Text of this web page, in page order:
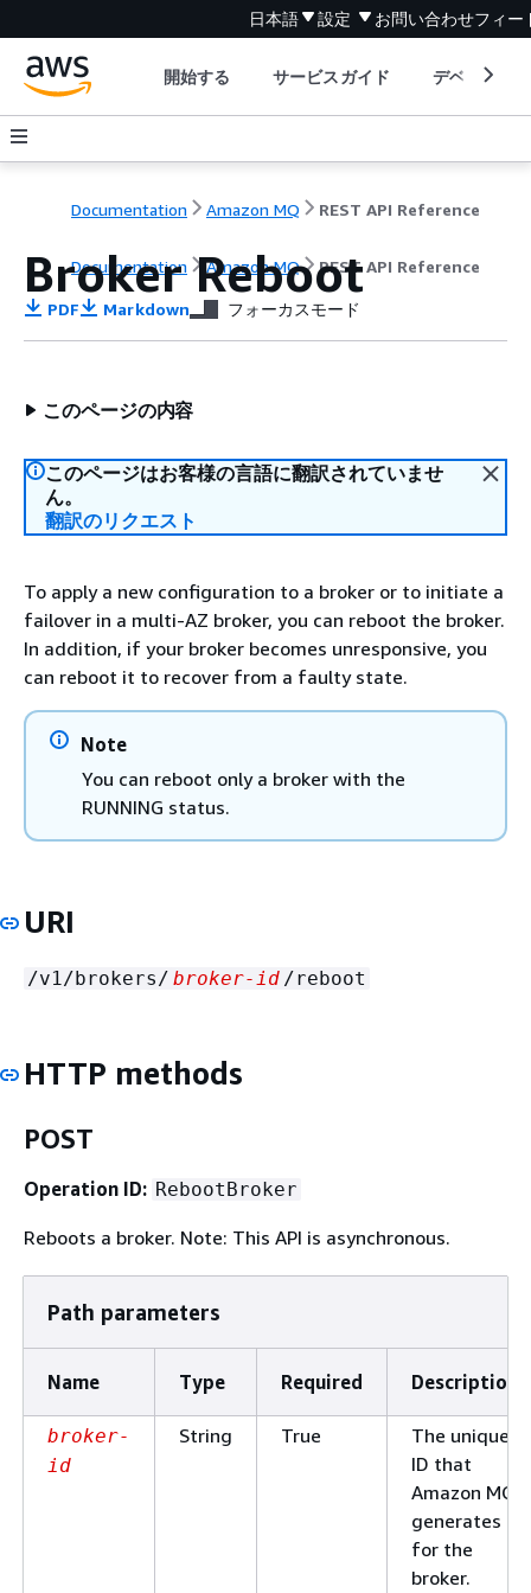
日本語 設定 お問い合わせフィー
開始する サービスガイド デベロッパ
Documentation Amazon MQ REST API Reference
Documentation Amazon MQ REST API Reference
Broker Reboot
PDF Markdown フォーカスモード
このページの内容
このページはお客様の言語に翻訳されていませ
ん。
翻訳のリクエスト
To apply a new configuration to a broker or to initiate a
failover in a multi-AZ broker, you can reboot the broker.
In addition, if your broker becomes unresponsive, you
can reboot it to recover from a faulty state.
Note
You can reboot only a broker with the
RUNNING status.
URI
/v1/brokers/ broker-id /reboot
HTTP methods
POST
Operation ID: RebootBroker
Reboots a broker. Note: This API is asynchronous.
Path parameters
Name Type Required Description
broker-
id
String True
The unique
ID that
Amazon MQ
generates
for the
broker.